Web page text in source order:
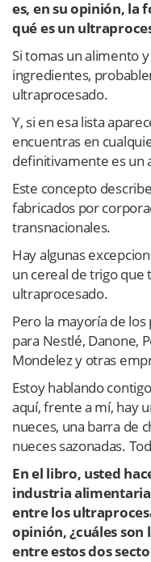
es, en su opinión, la
qué es un
Si tomas un alimento
ingredientes,
ultraprocesado.
Y, si en esa lista
encuentras en
definitivamente es un
Este concepto
fabricados por
transnacionales.
Hay algunas
un cereal de trigo que
ultraprocesado.
Pero la mayoría de
para Nestlé, Danone,
Mondelez y otras
Estoy hablando
aquí, frente a mí, hay
nueces, una barra de
nueces sazonadas.
En el libro, usted
industria
entre los
opinión, ¿cuáles son
entre estos dos